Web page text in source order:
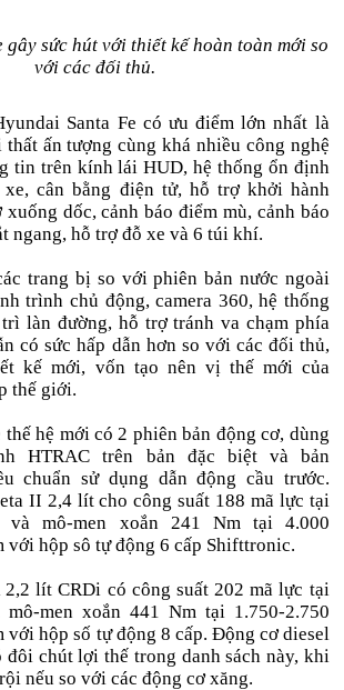
gây sức hút với thiết kế hoàn toàn mới so
với các đối thủ.
Santa Fe có ưu điểm lớn nhất là
ấn tượng cùng khá nhiều công nghệ
tin trên kính lái HUD, hệ thống ổn định
cân bằng điện tử, hỗ trợ khởi hành
dốc, cảnh báo điểm mù, cảnh báo
ngang, hỗ trợ đỗ xe và 6 túi khí.
trang bị so với phiên bản nước ngoài
trình chủ động, camera 360, hệ thống
làn đường, hỗ trợ tránh va chạm phía
có sức hấp dẫn hơn so với các đối thủ,
kế mới, vốn tạo nên vị thế mới của
thế giới.
thế hệ mới có 2 phiên bản động cơ, dùng
HTRAC trên bản đặc biệt và bản
chuẩn sử dụng dẫn động cầu trước.
II 2,4 lít cho công suất 188 mã lực tại
và mô-men xoắn 241 Nm tại 4.000
với hộp sô tự động 6 cấp Shifttronic.
lít CRDi có công suất 202 mã lực tại
mô-men xoắn 441 Nm tại 1.750-2.750
với hộp số tự động 8 cấp. Động cơ diesel
đôi chút lợi thế trong danh sách này, khi
nếu so với các động cơ xăng.